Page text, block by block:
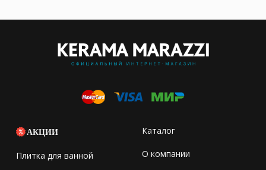
АКЦИИ
Плитка для ванной
Каталог
О компании